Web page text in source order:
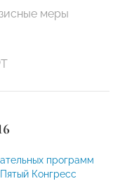
меры
программ
Конгресс